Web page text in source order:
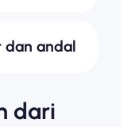
dan andal
dari